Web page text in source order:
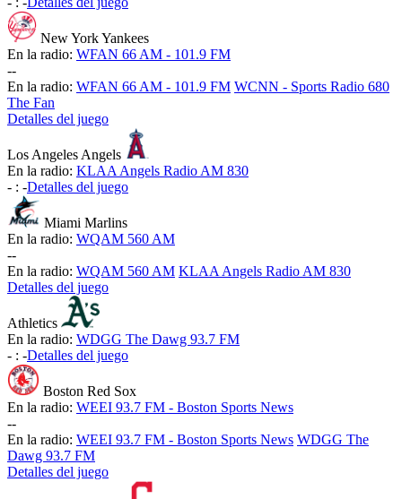
New York Yankees
En la radio: WFAN 66 AM - 101.9 FM
--
En la radio: WFAN 66 AM - 101.9 FM WCNN - Sports Radio 680
The Fan
Detalles del juego
Los Angeles Angels
En la radio: KLAA Angels Radio AM 830
- : -Detalles del juego
Miami Marlins
En la radio: WQAM 560 AM
--
En la radio: WQAM 560 AM KLAA Angels Radio AM 830
Detalles del juego
Athletics
En la radio: WDGG The Dawg 93.7 FM
- : -Detalles del juego
Boston Red Sox
En la radio: WEEI 93.7 FM - Boston Sports News
--
En la radio: WEEI 93.7 FM - Boston Sports News WDGG The
Dawg 93.7 FM
Detalles del juego